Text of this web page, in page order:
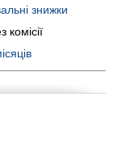
знижки